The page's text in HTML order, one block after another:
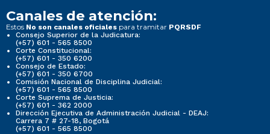
Canales de atención:
Estos No son canales oficiales para tramitar PQRSDF
Consejo Superior de la Judicatura:
(+57) 601 - 565 8500
Corte Constitucional:
(+57) 601 - 350 6200
Consejo de Estado:
(+57) 601 - 350 6700
Comisión Nacional de Disciplina Judicial:
(+57) 601 - 565 8500
Corte Suprema de Justicia:
(+57) 601 - 362 2000
Dirección Ejecutiva de Administración Judicial - DEAJ:
Carrera 7 # 27-18, Bogotá
(+57) 601 - 565 8500